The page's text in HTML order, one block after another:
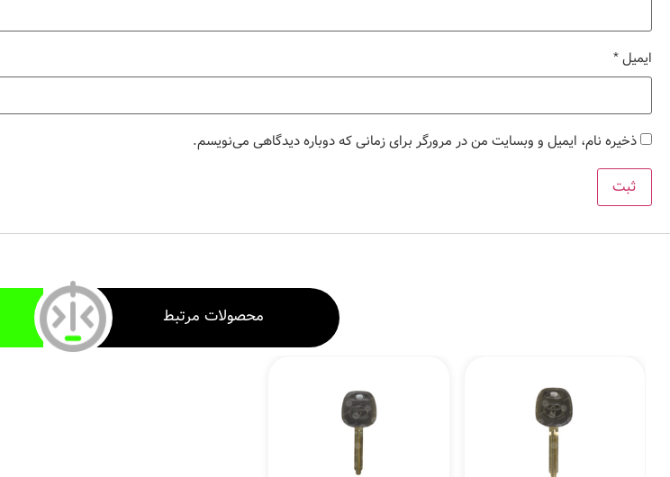
ایمیل*
ذخیره نام، ایمیل و وبسایت من در مرورگر برای زمانی که دوباره دیدگاهی می‌نویسم.
محصولات مرتبط